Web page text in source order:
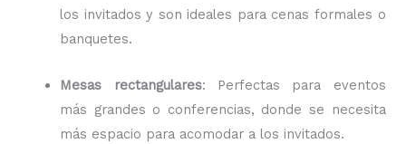
los invitados y son ideales para cenas formales o
banquetes.
Mesas rectangulares: Perfectas para eventos
más grandes o conferencias, donde se necesita
más espacio para acomodar a los invitados.